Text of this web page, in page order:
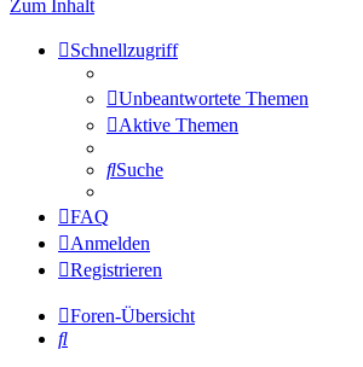
Zum Inhalt
Schnellzugriff
Unbeantwortete Themen
Aktive Themen
Suche
FAQ
Anmelden
Registrieren
Foren-Übersicht
Suche